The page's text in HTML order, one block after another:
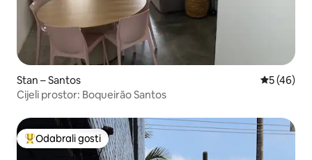
Stan – Santos Prosječna
5 (46)
Cijeli prostor: Boqueirão Santos
Među najviše rangiranima s oznakom „Odabrali gosti”
Odabrali gosti